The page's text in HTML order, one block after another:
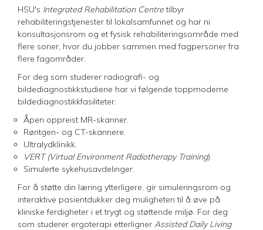
HSU's Integrated Rehabilitation Centretilbyr
rehabiliteringstjenester til lokalsamfunnet og har ni
konsultasjonsrom og et fysisk rehabiliteringsområde med
flere soner, hvor du jobber sammen med fagpersoner fra
flere fagområder.
For deg som studerer radiografi- og
bildediagnostikkstudiene har vi følgende toppmoderne
bildediagnostikkfasiliteter:
Åpen oppreist MR-skanner.
Røntgen- og CT-skannere.
Ultralydklinikk.
VERT (Virtual Environment Radiotherapy Training).
Simulerte sykehusavdelinger.
For å støtte din læring ytterligere, gir simuleringsrom og
interaktive pasientdukker deg muligheten til å øve på
kliniske ferdigheter i et trygt og støttende miljø. For deg
som studerer ergoterapi etterligner Assisted Daily Living